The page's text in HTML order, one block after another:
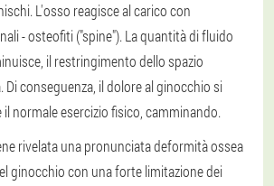
L'osso reagisce al carico con
- osteofiti ("spine"). La quantità di fluido
il restringimento dello spazio
conseguenza, il dolore al ginocchio si
normale esercizio fisico, camminando.
rivelata una pronunciata deformità ossea
ginocchio con una forte limitazione dei